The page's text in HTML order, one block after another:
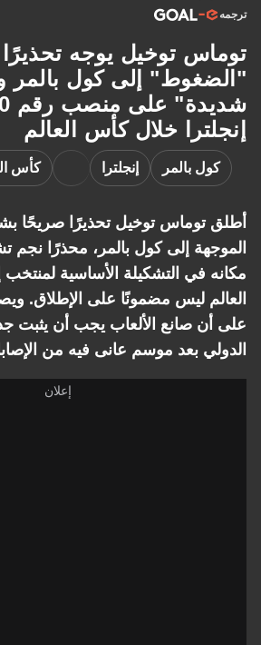
ترجمه
توماس توخيل يوجه
"الضغوط" إلى كول
إنجلترا خلال كأس العالم
كول بالمر إنجلترا كأس
أطلق توماس توخيل تحذيرًا صريحًا
الموجهة إلى كول بالمر، محذرًا
مكانه في التشكيلة الأساسية
العالم ليس مضمونًا على الإطلاق.
على أن صانع الألعاب يجب أن يثبت
الدولي بعد موسم عانى فيه من